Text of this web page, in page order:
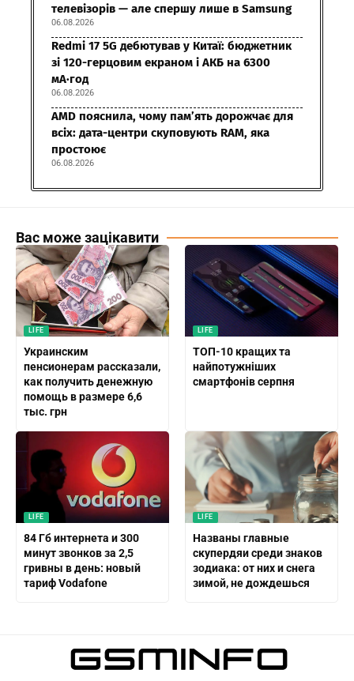
телевізорів — але спершу лише в Samsung
06.08.2026
Redmi 17 5G дебютував у Китаї: бюджетник
зі 120-герцовим екраном і АКБ на 6300
мА·год
06.08.2026
AMD пояснила, чому пам’ять дорожчає для
всіх: дата-центри скуповують RAM, яка
простоює
06.08.2026
Вас може зацікавити
LIFE
Украинским
пенсионерам рассказали,
как получить денежную
помощь в размере 6,6
тыс. грн
LIFE
ТОП-10 кращих та
найпотужніших
смартфонів серпня
LIFE
84 Гб интернета и 300
минут звонков за 2,5
гривны в день: новый
тариф Vodafone
LIFE
Названы главные
скупердяи среди знаков
зодиака: от них и снега
зимой, не дождешься